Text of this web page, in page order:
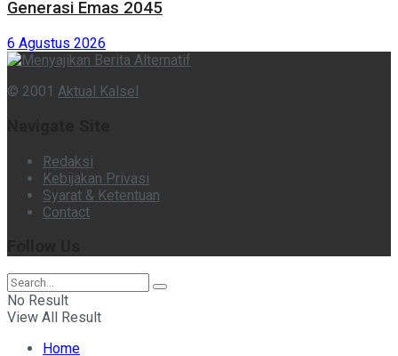
Generasi Emas 2045
6 Agustus 2026
© 2001 Aktual Kalsel
Redaksi
Kebijakan Privasi
Syarat & Ketentuan
Contact
No Result
View All Result
Home